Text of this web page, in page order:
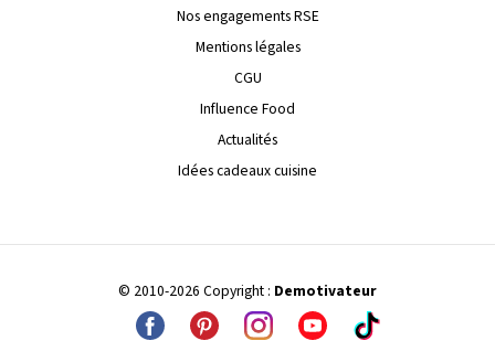
Nos engagements RSE
Mentions légales
CGU
Influence Food
Actualités
Idées cadeaux cuisine
© 2010-2026 Copyright : Demotivateur